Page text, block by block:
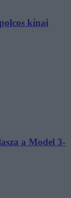
kínai
a Model 3-